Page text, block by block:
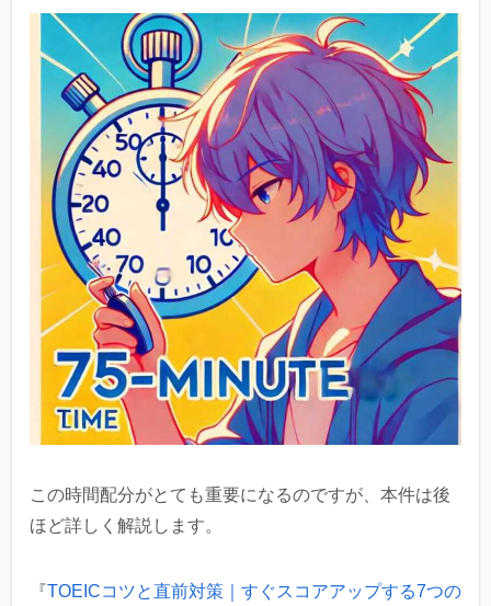
この時間配分がとても重要になるのですが、本件は後
ほど詳しく解説します。
『TOEICコツと直前対策｜すぐスコアアップする7つの